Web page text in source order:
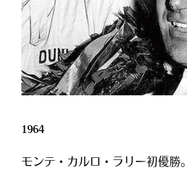
1964
モンテ・カルロ・ラリー初優勝。